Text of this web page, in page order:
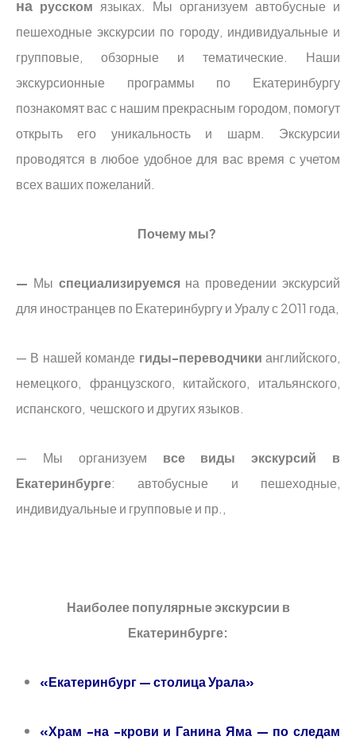
на русском языках. Мы организуем автобусные и
пешеходные экскурсии по городу, индивидуальные и
групповые, обзорные и тематические. Наши
экскурсионные программы по Екатеринбургу
познакомят вас с нашим прекрасным городом, помогут
открыть его уникальность и шарм. Экскурсии
проводятся в любое удобное для вас время с учетом
всех ваших пожеланий.
Почему мы?
— Мы специализируемся на проведении экскурсий
для иностранцев по Екатеринбургу и Уралу с 2011 года,
— В нашей команде гиды-переводчикианглийского,
немецкого, французского, китайского, итальянского,
испанского, чешского и других языков.
— Мы организуем все виды экскурсий в
Екатеринбурге: автобусные и пешеходные,
индивидуальные и групповые и пр.,
Наиболее популярные экскурсии в
Екатеринбурге:
«Екатеринбург — столица Урала»
«Храм -на -крови и Ганина Яма — по следам